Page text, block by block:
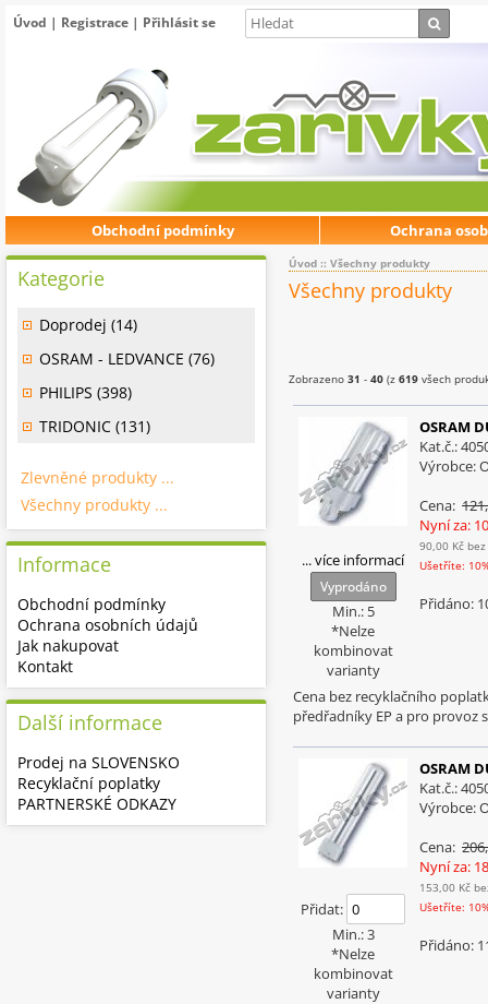
Úvod | Registrace | Přihlásit se
Obchodní podmínky Ochrana
Úvod :: Všechny produkty
Všechny produkty
Zobrazeno 31 - 40 (z 619 všech
... více informací
Vyprodáno
Min.: 5
*Nelze
kombinovat
varianty
OSRAM
Kat.č.:
Výrobce:
Cena:
Nyní za:
90,00 Kč bez
Ušetříte:
Přidáno:
Cena bez recyklačního
předřadníky EP a pro provoz
Přidat:
Min.: 3
*Nelze
kombinovat
varianty
OSRAM
Kat.č.:
Výrobce:
Cena:
Nyní za:
153,00 Kč
Ušetříte:
Přidáno:
Kategorie
Doprodej (14)
OSRAM - LEDVANCE (76)
PHILIPS (398)
TRIDONIC (131)
Zlevněné produkty ...
Všechny produkty ...
Informace
Obchodní podmínky
Ochrana osobních údajů
Jak nakupovat
Kontakt
Další informace
Prodej na SLOVENSKO
Recyklační poplatky
PARTNERSKÉ ODKAZY